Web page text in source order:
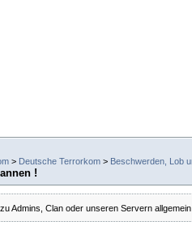
> Deutsche Terrorkom > Beschwerden, Lob
!
zu Admins, Clan oder unseren Servern allgemein